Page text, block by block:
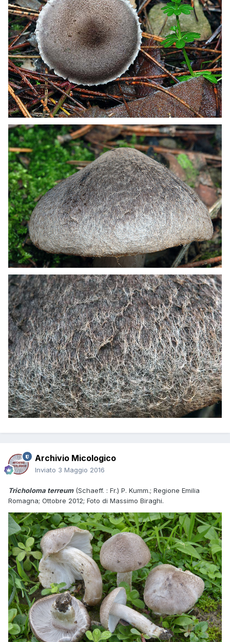
Archivio Micologico
Inviato 3 Maggio 2016
Tricholoma terreum(Schaeff. : Fr.) P. Kumm.; Regione Emilia
Romagna; Ottobre 2012; Foto di Massimo Biraghi.